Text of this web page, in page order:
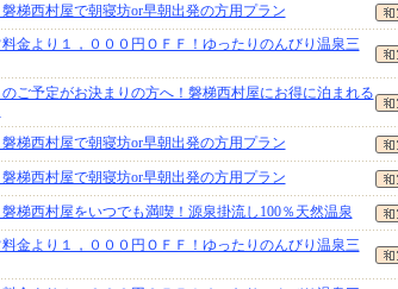
梯西村屋で朝寝坊or早朝出発の方用プラン
金より１，０００円ＯＦＦ！ゆったりのんびり温泉三
ご予定がお決まりの方へ！磐梯西村屋にお得に泊まれる
梯西村屋で朝寝坊or早朝出発の方用プラン
梯西村屋で朝寝坊or早朝出発の方用プラン
梯西村屋をいつでも満喫！源泉掛流し100％天然温泉
金より１，０００円ＯＦＦ！ゆったりのんびり温泉三